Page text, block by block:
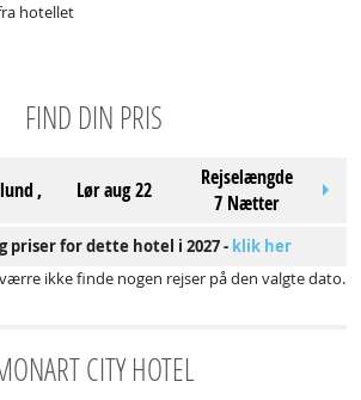
hotellet
FIND DIN PRIS
, lør aug 22
Rejselængde
7 Nætter
priser for dette hotel i 2027 - klik her
ikke finde nogen rejser på den valgte dato.
CITY HOTEL